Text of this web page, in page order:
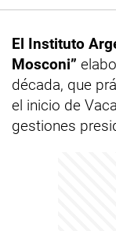
El Instituto
Mosconi”
década, que
el inicio de
gestiones